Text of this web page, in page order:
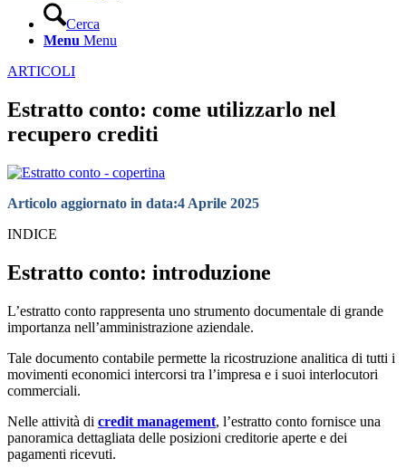
Cerca
Menu Menu
ARTICOLI
Estratto conto: come utilizzarlo nel
recupero crediti
Articolo aggiornato in data:4 Aprile 2025
INDICE
Estratto conto: introduzione
L’estratto conto rappresenta uno strumento documentale di grande
importanza nell’amministrazione aziendale.
Tale documento contabile permette la ricostruzione analitica di tutti i
movimenti economici intercorsi tra l’impresa e i suoi interlocutori
commerciali.
Nelle attività di credit management, l’estratto conto fornisce una
panoramica dettagliata delle posizioni creditorie aperte e dei
pagamenti ricevuti.